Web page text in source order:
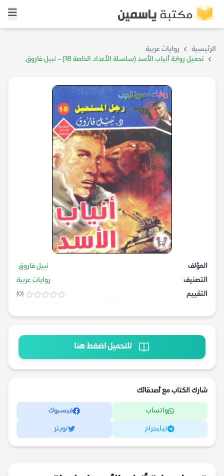
الرئيسية
روايات عربية
تحميل رواية أنياب الأسد (سلسلة الأعداد الخاصة 18) – نبيل فاروق
المؤلف
نبيل فاروق
التصنيف
روايات عربية
التقييم
(0)
للتحميل اضغط هنا
شارك الكتاب مع أصدقائك
واتساب فيسبوك
تيليجرام تويتر